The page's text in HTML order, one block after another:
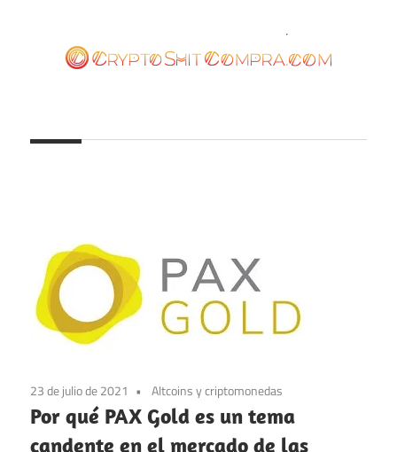
contenido
23 de julio de 2021 Altcoins y criptomonedas
Por qué PAX Gold es un tema
candente en el mercado de las